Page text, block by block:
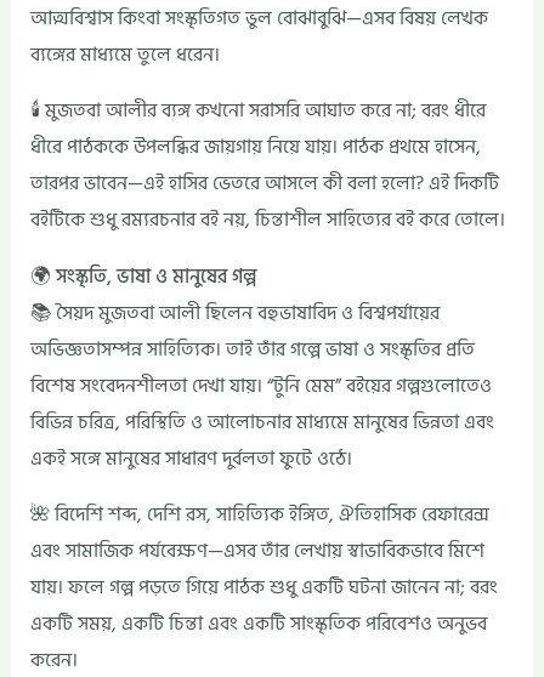
আত্মবিশ্বাস কিংবা সংস্কৃতিগত ভুল বোঝাবুঝি—এসব বিষয় লেখক
ব্যঙ্গের মাধ্যমে তুলে ধরেন।
🕯️ মুজতবা আলীর ব্যঙ্গ কখনো সরাসরি আঘাত করে না; বরং ধীরে
ধীরে পাঠককে উপলব্ধির জায়গায় নিয়ে যায়। পাঠক প্রথমে হাসেন,
তারপর ভাবেন—এই হাসির ভেতরে আসলে কী বলা হলো? এই দিকটি
বইটিকে শুধু রম্যরচনার বই নয়, চিন্তাশীল সাহিত্যের বই করে তোলে।
🌍 সংস্কৃতি, ভাষা ও মানুষের গল্প
📚 সৈয়দ মুজতবা আলী ছিলেন বহুভাষাবিদ ও বিশ্বপর্যায়ের
অভিজ্ঞতাসম্পন্ন সাহিত্যিক। তাই তাঁর গল্পে ভাষা ও সংস্কৃতির প্রতি
বিশেষ সংবেদনশীলতা দেখা যায়। “টুনি মেম” বইয়ের গল্পগুলোতেও
বিভিন্ন চরিত্র, পরিস্থিতি ও আলোচনার মাধ্যমে মানুষের ভিন্নতা এবং
একই সঙ্গে মানুষের সাধারণ দুর্বলতা ফুটে ওঠে।
🌺 বিদেশি শব্দ, দেশি রস, সাহিত্যিক ইঙ্গিত, ঐতিহাসিক রেফারেন্স
এবং সামাজিক পর্যবেক্ষণ—এসব তাঁর লেখায় স্বাভাবিকভাবে মিশে
যায়। ফলে গল্প পড়তে গিয়ে পাঠক শুধু একটি ঘটনা জানেন না; বরং
একটি সময়, একটি চিন্তা এবং একটি সাংস্কৃতিক পরিবেশও অনুভব
করেন।